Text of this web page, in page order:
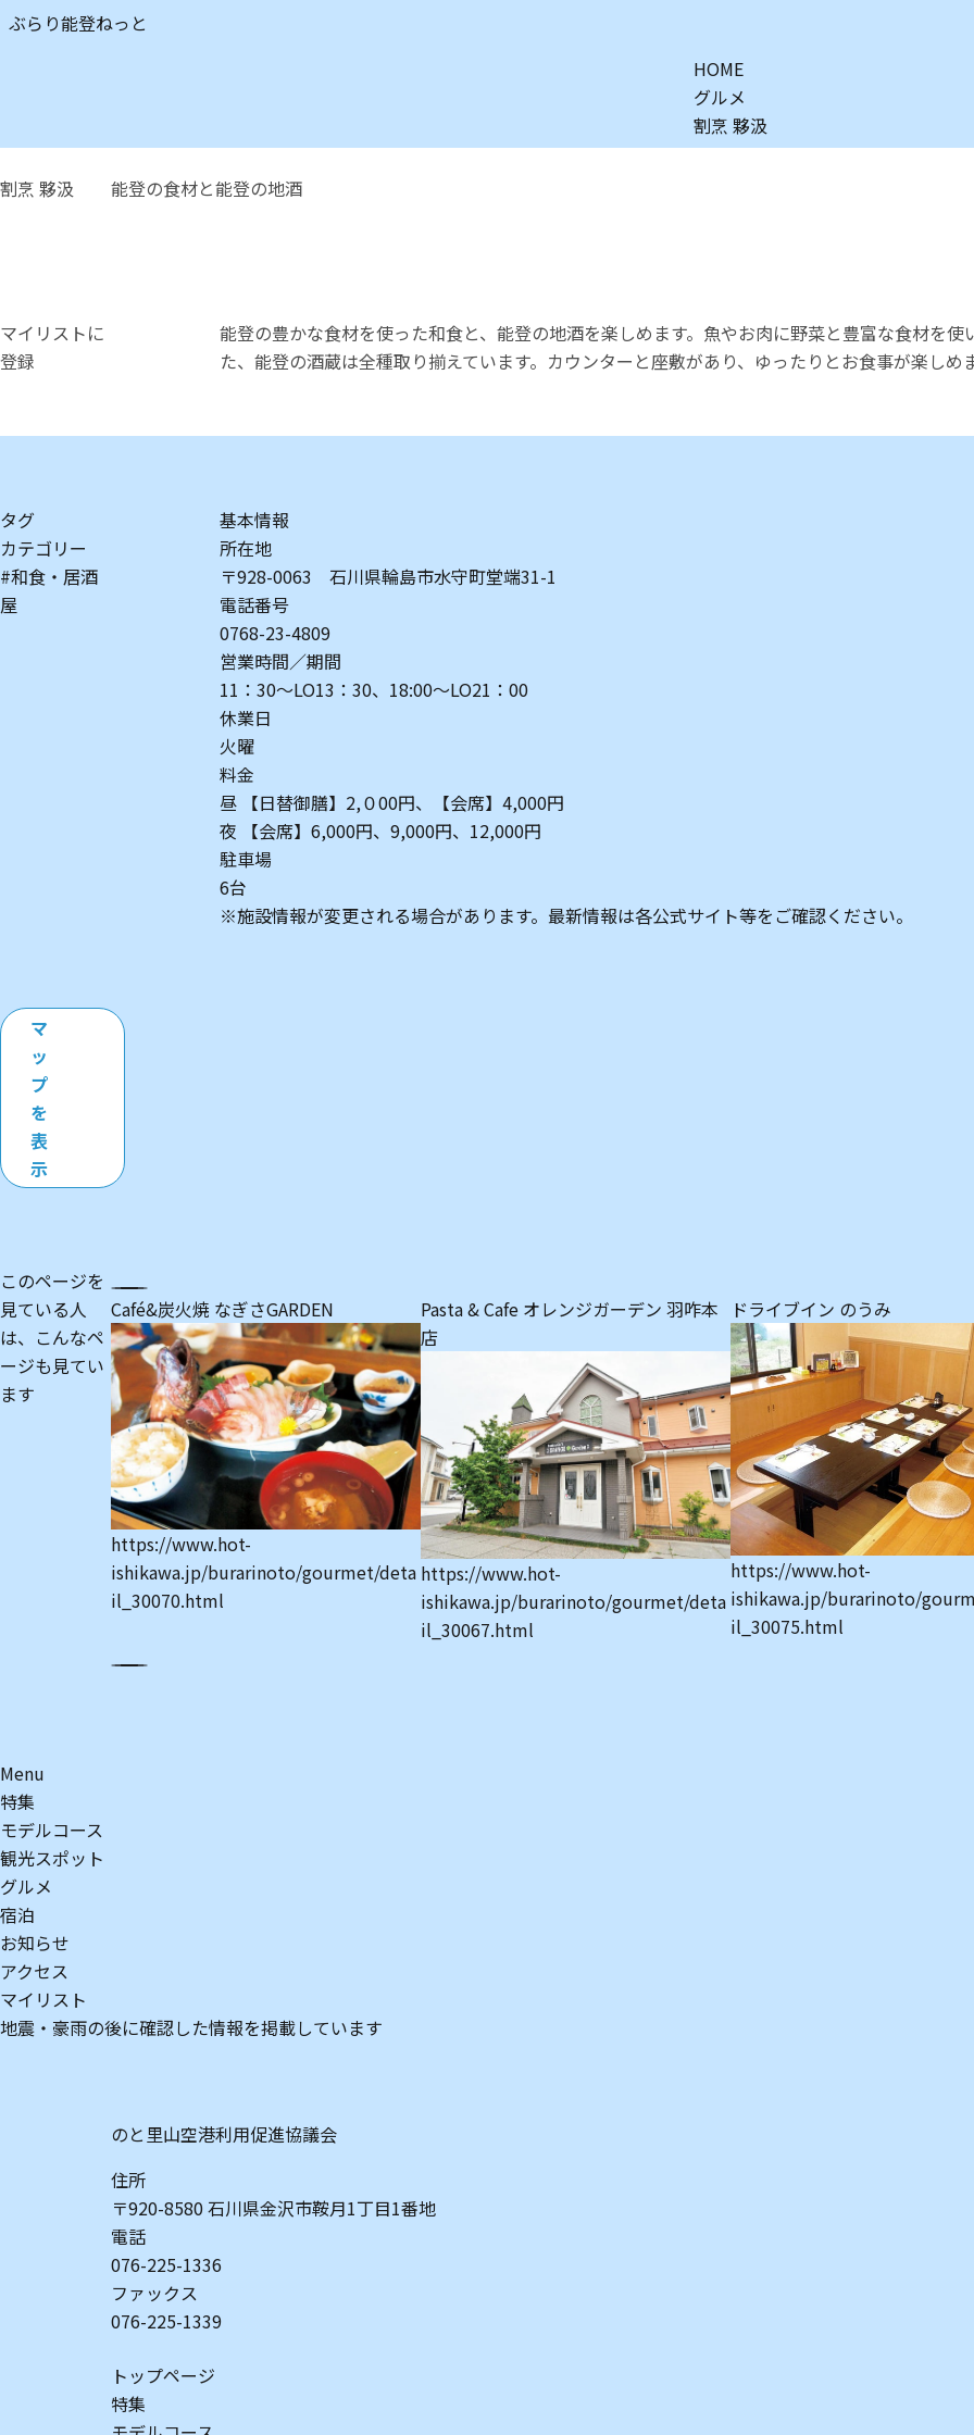
ぶらり能登ねっと
HOME
グルメ
割烹 夥汲
割烹 夥汲 能登の食材と能登の地酒
能登の豊かな食材を使った和食と、能登の地酒を楽しめます。魚やお肉に野菜と豊富な食材を使
た、能登の酒蔵は全種取り揃えています。カウンターと座敷があり、ゆったりとお食事が楽しめま
マイリストに
登録
タグ
カテゴリー
#和食・居酒
屋
基本情報
所在地
〒928-0063 石川県輪島市水守町堂端31-1
電話番号
0768-23-4809
営業時間／期間
11：30～LO13：30、18:00～LO21：00
休業日
火曜
料金
昼 【日替御膳】2,０00円、【会席】4,000円
夜 【会席】6,000円、9,000円、12,000円
駐車場
6台
※施設情報が変更される場合があります。最新情報は各公式サイト等をご確認ください。
マ
ッ
プ
を
表
示
このページを
見ている人
は、 こんなペ
ージも見てい
ます
Café&炭火焼 なぎさGARDEN
https://www.hot-
ishikawa.jp/burarinoto/gourmet/deta
il_30070.html
Pasta & Cafe オレンジガーデン 羽咋本
店
https://www.hot-
ishikawa.jp/burarinoto/gourmet/deta
il_30067.html
ドライブイン のうみ
https://www.hot-
ishikawa.jp/burarinoto/
il_30075.html
Menu
特集
モデルコース
観光スポット
グルメ
宿泊
お知らせ
アクセス
マイリスト
地震・豪雨の後に確認した情報を掲載しています
のと里山空港利用促進協議会
住所
〒920-8580 石川県金沢市鞍月1丁目1番地
電話
076-225-1336
ファックス
076-225-1339
トップページ
特集